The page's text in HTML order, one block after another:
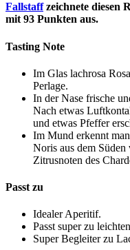
Fallstaffzeichnete diesen
mit 93 Punkten aus.
Tasting Note
Im Glas lachrosa
Perlage.
In der Nase frische
Nach etwas
und etwas Pfeffer
Im Mund erkennt
Noris aus dem
Zitrusnoten des
Passt zu
Idealer Aperitif.
Passt super zu
Super Begleiter zu